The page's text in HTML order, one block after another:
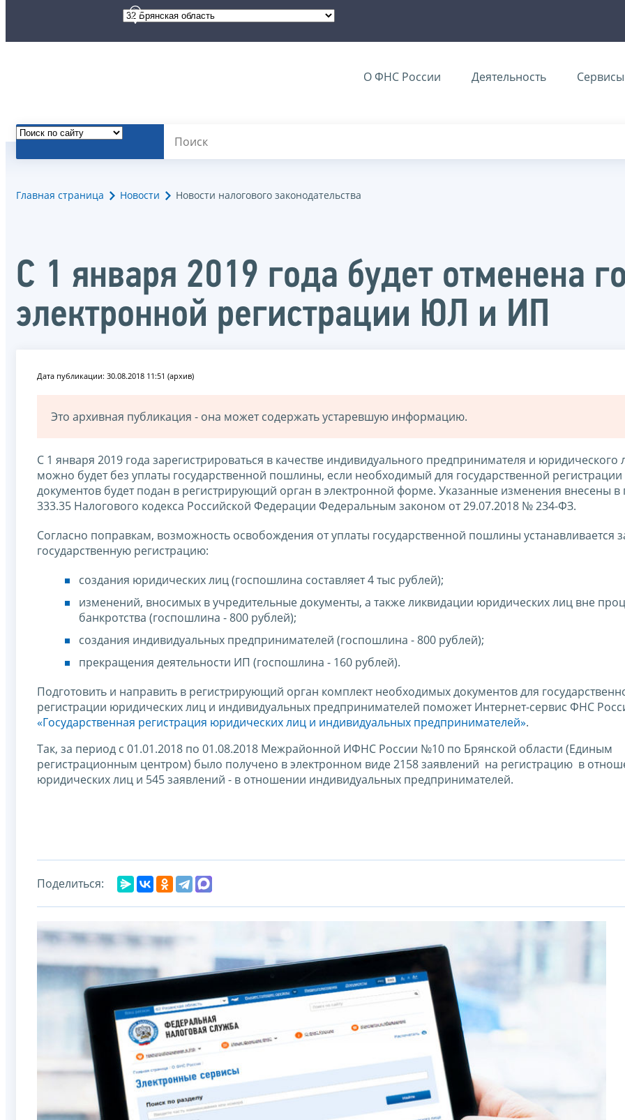
О ФНС России Деятельность Сервисы
Главная страница Новости Новости налогового законодательства
С 1 января 2019 года будет отменена
электронной регистрации ЮЛ и ИП
Дата публикации: 30.08.2018 11:51 (архив)
Это архивная публикация - она может содержать устаревшую информацию.
С 1 января 2019 года зарегистрироваться в качестве индивидуального предпринимателя и юридического
можно будет без уплаты государственной пошлины, если необходимый для государственной регистрации
документов будет подан в регистрирующий орган в электронной форме. Указанные изменения внесены в
333.35 Налогового кодекса Российской Федерации Федеральным законом от 29.07.2018 № 234-ФЗ.
Согласно поправкам, возможность освобождения от уплаты государственной пошлины устанавливается
государственную регистрацию:
создания юридических лиц (госпошлина составляет 4 тыс рублей);
изменений, вносимых в учредительные документы, а также ликвидации юридических лиц вне
банкротства (госпошлина -800 рублей);
создания индивидуальных предпринимателей (госпошлина -800 рублей);
прекращения деятельности ИП (госпошлина - 160 рублей).
Подготовить и направить в регистрирующий орган комплект необходимых документов для
регистрации юридических лиц и индивидуальных предпринимателей поможет Интернет-сервис ФНС
«Государственная регистрация юридических лиц и индивидуальных предпринимателей».
Так, за период с 01.01.2018 по 01.08.2018 Межрайонной ИФНС России №10 по Брянской области (Единым
регистрационным центром) было получено в электронном виде 2158 заявлений на регистрацию в
юридических лиц и 545 заявлений - в отношении индивидуальных предпринимателей.
Поделиться: